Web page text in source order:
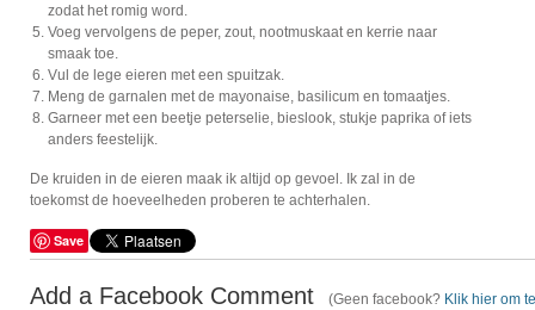
zodat het romig word.
Voeg vervolgens de peper, zout, nootmuskaat en kerrie naar
smaak toe.
Vul de lege eieren met een spuitzak.
Meng de garnalen met de mayonaise, basilicum en tomaatjes.
Garneer met een beetje peterselie, bieslook, stukje paprika of iets
anders feestelijk.
De kruiden in de eieren maak ik altijd op gevoel. Ik zal in de
toekomst de hoeveelheden proberen te achterhalen.
Save
Add a Facebook Comment (Geen facebook? Klik hier om